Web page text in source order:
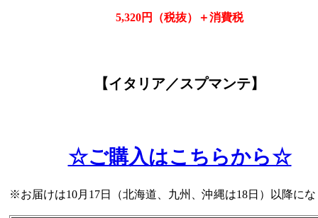
5,320円（税抜）＋消費税
【イタリア／スプマンテ】
☆ご購入はこちらから☆
※お届けは10月17日（北海道、九州、沖縄は18日）以降に